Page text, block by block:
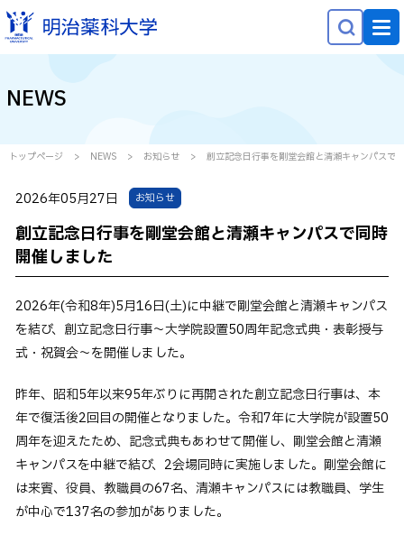
学部学科・大学院
学生生活
受験生の方へ
保護者等の方へ
卒業生の方へ
企業・一般の方へ
ご支援をお考えの方へ
維持員の方へ
NEWS
トップページ NEWS お知らせ 創立記念日行事を剛堂会館と清瀬キャンパスで
2026年05月27日 お知らせ
創立記念日行事を剛堂会館と清瀬キャンパスで同時
開催しました
2026年(令和8年)5月16日(土)に中継で剛堂会館と清瀬キャンパス
を結び、創立記念日行事〜大学院設置50周年記念式典・表彰授与
式・祝賀会〜を開催しました。
昨年、昭和5年以来95年ぶりに再開された創立記念日行事は、本
年で復活後2回目の開催となりました。令和7年に大学院が設置50
周年を迎えたため、記念式典もあわせて開催し、剛堂会館と清瀬
キャンパスを中継で結び、2会場同時に実施しました。剛堂会館に
は来賓、役員、教職員の67名、清瀬キャンパスには教職員、学生
が中心で137名の参加がありました。